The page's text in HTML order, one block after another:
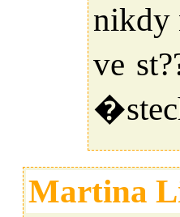
nikdy
ve
Martina